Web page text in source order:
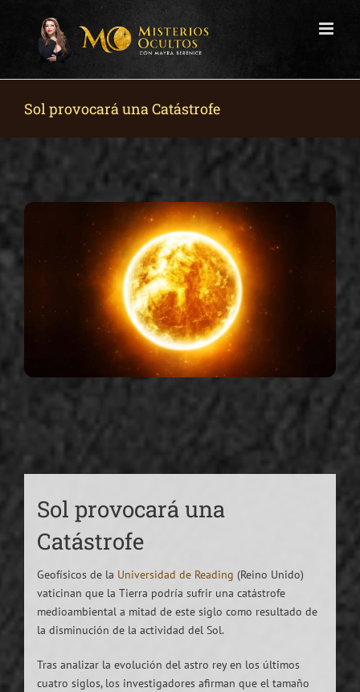
Sol provocará una Catástrofe
Sol provocará una
Catástrofe
Geofísicos de la Universidad de Reading (Reino Unido)
vaticinan que la Tierra podría sufrir una catástrofe
medioambiental a mitad de este siglo como resultado de
la disminución de la actividad del Sol.
Tras analizar la evolución del astro rey en los últimos
cuatro siglos, los investigadores afirman que el tamaño